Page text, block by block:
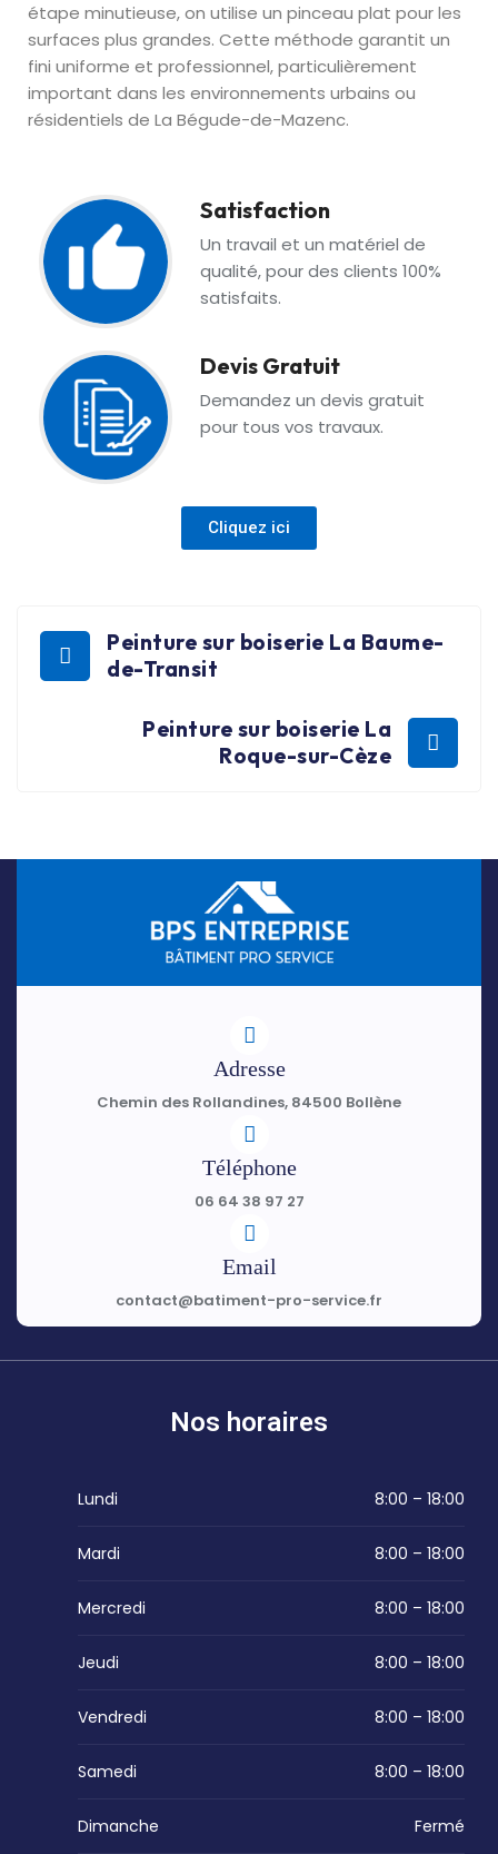
étape minutieuse, on utilise un pinceau plat pour les
surfaces plus grandes. Cette méthode garantit un
fini uniforme et professionnel, particulièrement
important dans les environnements urbains ou
résidentiels de La Bégude-de-Mazenc.
Satisfaction
Un travail et un matériel de
qualité, pour des clients 100%
satisfaits.
Devis Gratuit
Demandez un devis gratuit
pour tous vos travaux.
Cliquez ici
Peinture sur boiserie La Baume-
de-Transit
Peinture sur boiserie La
Roque-sur-Cèze
Adresse
Chemin des Rollandines, 84500 Bollène
Téléphone
06 64 38 97 27
Email
contact@batiment-pro-service.fr
Nos horaires
Lundi 8:00 – 18:00
Mardi 8:00 – 18:00
Mercredi 8:00 – 18:00
Jeudi 8:00 – 18:00
Vendredi 8:00 – 18:00
Samedi 8:00 – 18:00
Dimanche Fermé